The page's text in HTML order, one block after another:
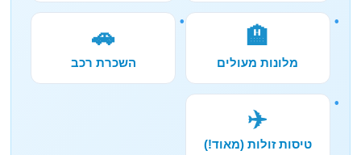
🏨
מלונות מעולים
🚗
השכרת רכב
✈️
טיסות זולות (מאוד!)